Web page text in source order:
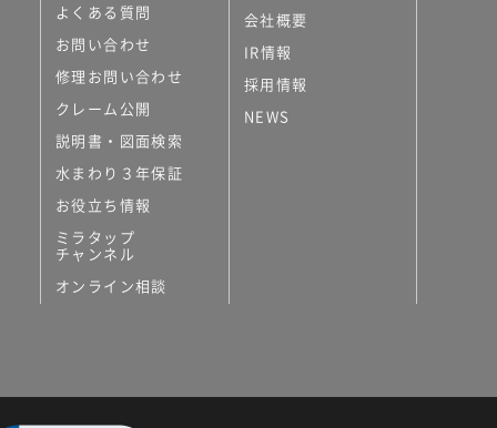
よくある質問
お問い合わせ
修理お問い合わせ
クレーム公開
説明書・図面検索
水まわり３年保証
お役立ち情報
ミラタップ
チャンネル
オンライン相談
会社概要
IR情報
採用情報
NEWS